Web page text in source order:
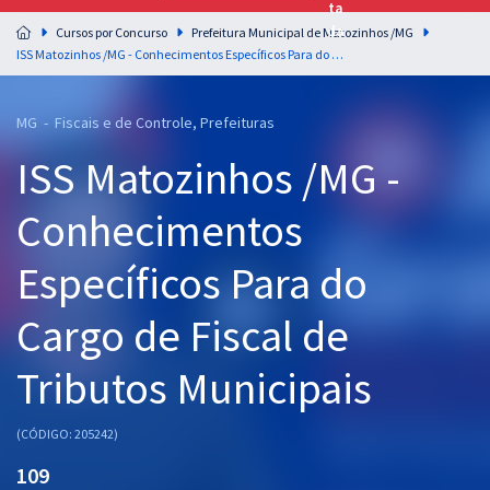
Preparação completa e intensiva para as principais
residências em saúde do Brasil
Cursos 20% OFF
Pós
Graduação
OAB
Mentorias
Questões grátis
Conteúdo gratuito
Cursos por Concurso
Prefeitura Municipal de Matozinhos /MG
ISS Matozinhos /MG - Conhecimentos Específicos Para do Cargo de Fiscal de Tributos Municipais
MG - Fiscais e de Controle, Prefeituras
ISS Matozinhos /MG -
Conhecimentos
Específicos Para do
Cargo de Fiscal de
Tributos Municipais
(CÓDIGO: 205242)
109